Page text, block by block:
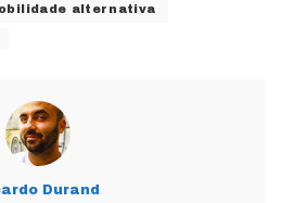
alternativa
Durand